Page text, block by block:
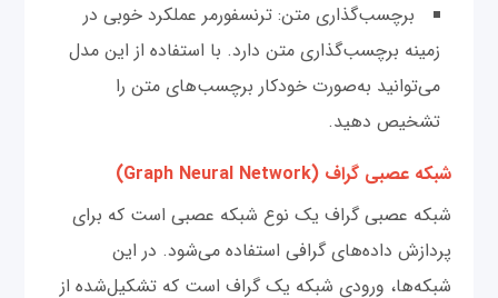
برچسب‌گذاری متن: ترنسفورمر عملکرد خوبی در
زمینه برچسب‌گذاری متن دارد. با استفاده از این مدل
می‌توانید به‌صورت خودکار برچسب‌های متن را
تشخیص دهید.
شبکه عصبی گراف (Graph Neural Network)
شبکه عصبی گراف یک نوع شبکه عصبی است که برای
پردازش داده‌های گرافی استفاده می‌شود. در این
شبکه‌ها، ورودی شبکه یک گراف است که تشکیل‌شده از